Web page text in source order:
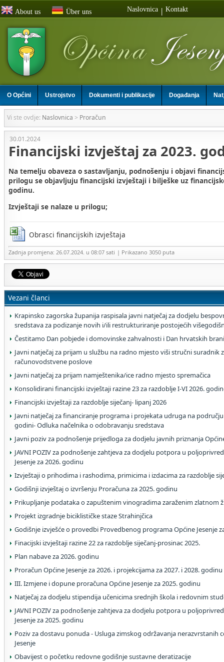
About us Über uns Naslovnica | Kontakt
O Općini Ustrojstvo Dokumenti i publikacije Događanja
Vi ste ovdje: Naslovnica > Proračun
30.01.2024
Financijski izvještaj za 2023.
Na temelju obaveza o sastavljanju, podnošenju i objavi
prilogu se objavljuju financijski izvještaji i bilješke uz
godinu.
Izvještaji se nalaze u prilogu;
Obrasci financijskih izvještaja
Zadnja promjena: 26.07.2024. u 08:07 sati | Prikazano 3050 puta
Vezani članci
Krapinsko zagorska županija raspisala javni natječaj za dodjelu
sredstava za podizanje novih i/ili restrukturiranje postojećih
Čestitamo Dan pobjede i domovinske zahvalnosti i Dan hrvatskih
Javni natječaj za prijam u službu na radno mjesto viši stručni suradnik
računovodstvene poslove
Javni natječaj za prijam namještenika/ice radno mjesto spremačica
Konsolidirani financijski izvještaji razine 23 za razdoblje I-VI 2026.
Financijski izvještaji za razdoblje siječanj- lipanj 2026
Javni natječaj za financiranje programa i projekata udruga na području
godini- Odluka načelnika o odobravanju sredstava
Javni poziv za podnošenje prijedloga za dodjelu javnih priznanja
JAVNI POZIV za podnošenje zahtjeva za dodjelu potpora u
Jesenje za 2026. godinu
Izvještaji o prihodima i rashodima, primicima i izdacima za razdoblje
Godišnji izvještaj o izvršenju Proračuna za 2025. godinu
Prikupljanje podataka o zapuštenim vinogradima zaraženim zlatnom
Projekt izgradnje biciklističke staze Strahinjčica
Godišnje izvješće o provedbi Provedbenog programa Općine Jesenje
Finacijski izvještaji razine 22 za razdoblje siječanj-prosinac 2025.
Plan nabave za 2026. godinu
Proračun Općine Jesenje za 2026. i projekcijama za 2027. i 2028. godinu
III. Izmjene i dopune proračuna Općine Jesenje za 2025. godinu
Natječaj za dodjelu stipendija učenicima srednjih škola i redovnim
JAVNI POZIV za podnošenje zahtjeva za dodjelu potpora u
Jesenje za 2025. godinu
Poziv za dostavu ponuda - Usluga zimskog održavanja nerazvrstanih
Jesenje
Obavijest o početku redovne godišnje sustavne deratizacije